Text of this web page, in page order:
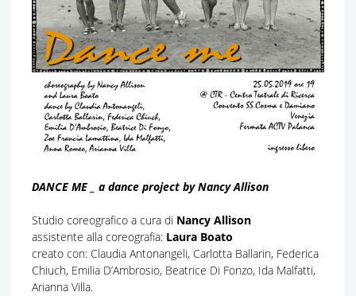
DANCE ME _ a dance project by Nancy Allison
Studio coreografico a cura di Nancy Allison
assistente alla coreografia: Laura Boato
creato con: Claudia Antonangeli, Carlotta Ballarin, Federica
Chiuch, Emilia D’Ambrosio, Beatrice Di Fonzo, Ida Malfatti,
Arianna Villa.